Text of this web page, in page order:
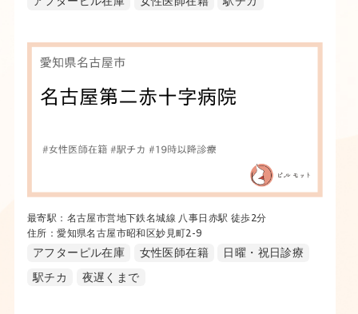
最寄駅：名古屋市営地下鉄名城線 八事日赤駅 徒歩2分
住所：愛知県名古屋市昭和区妙見町2-9
アフターピル在庫 女性医師在籍
日曜・祝日診療
駅チカ
夜遅くまで